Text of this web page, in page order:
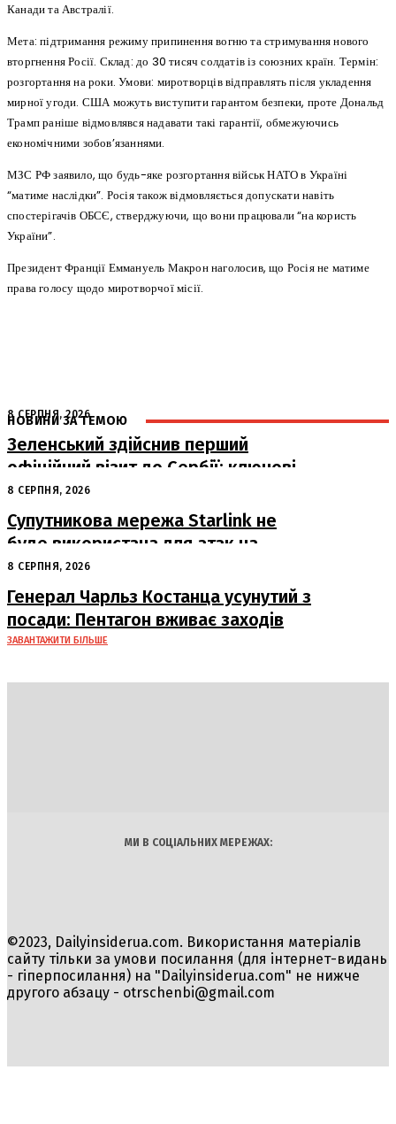
Канади та Австралії.
Мета: підтримання режиму припинення вогню та стримування нового
вторгнення Росії. Склад: до 30 тисяч солдатів із союзних країн. Термін:
розгортання на роки. Умови: миротворців відправлять після укладення
мирної угоди. США можуть виступити гарантом безпеки, проте Дональд
Трамп раніше відмовлявся надавати такі гарантії, обмежуючись
економічними зобов’язаннями.
МЗС РФ заявило, що будь-яке розгортання військ НАТО в Україні
“матиме наслідки”. Росія також відмовляється допускати навіть
спостерігачів ОБСЄ, стверджуючи, що вони працювали “на користь
України”.
Президент Франції Еммануель Макрон наголосив, що Росія не матиме
права голосу щодо миротворчої місії.
НОВИНИ ЗА ТЕМОЮ
8 СЕРПНЯ, 2026
Зеленський здійснив перший
офіційний візит до Сербії: ключові
переговори з Вучичем
8 СЕРПНЯ, 2026
Супутникова мережа Starlink не
буде використана для атак на
російські пускові установки
8 СЕРПНЯ, 2026
Генерал Чарльз Костанца усунутий з
посади: Пентагон вживає заходів
ЗАВАНТАЖИТИ БІЛЬШЕ
МИ В СОЦІАЛЬНИХ МЕРЕЖАХ:
©2023, Dailyinsiderua.com. Використання матеріалів
сайту тільки за умови посилання (для інтернет-видань
- гіперпосилання) на "Dailyinsiderua.com" не нижче
другого абзацу - otrschenbi@gmail.com